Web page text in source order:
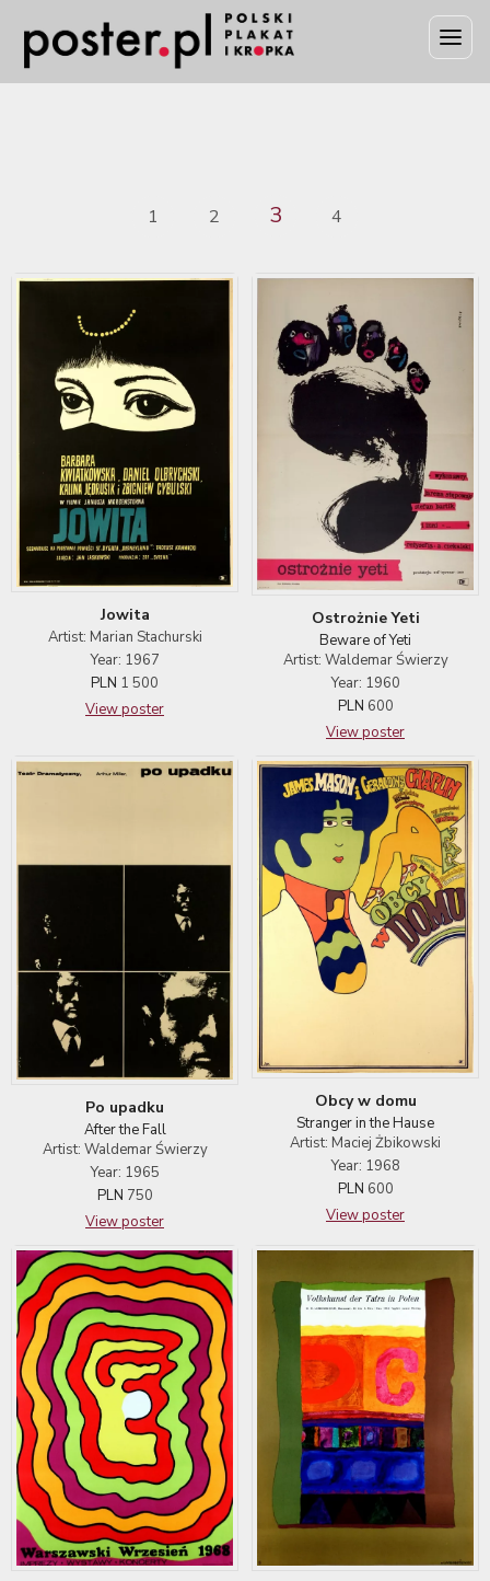
1 2 3 4
Jowita
Artist: Marian Stachurski
Year: 1967
PLN 1 500
View poster
Ostrożnie Yeti
Beware of Yeti
Artist: Waldemar Świerzy
Year: 1960
PLN 600
View poster
Po upadku
After the Fall
Artist: Waldemar Świerzy
Year: 1965
PLN 750
View poster
Obcy w domu
Stranger in the Hause
Artist: Maciej Żbikowski
Year: 1968
PLN 600
View poster